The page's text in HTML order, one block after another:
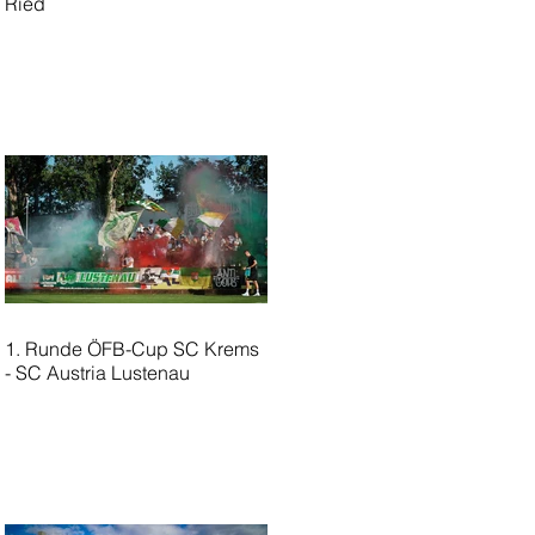
1. Runde ÖFB-Cup SC Krems
- SC Austria Lustenau